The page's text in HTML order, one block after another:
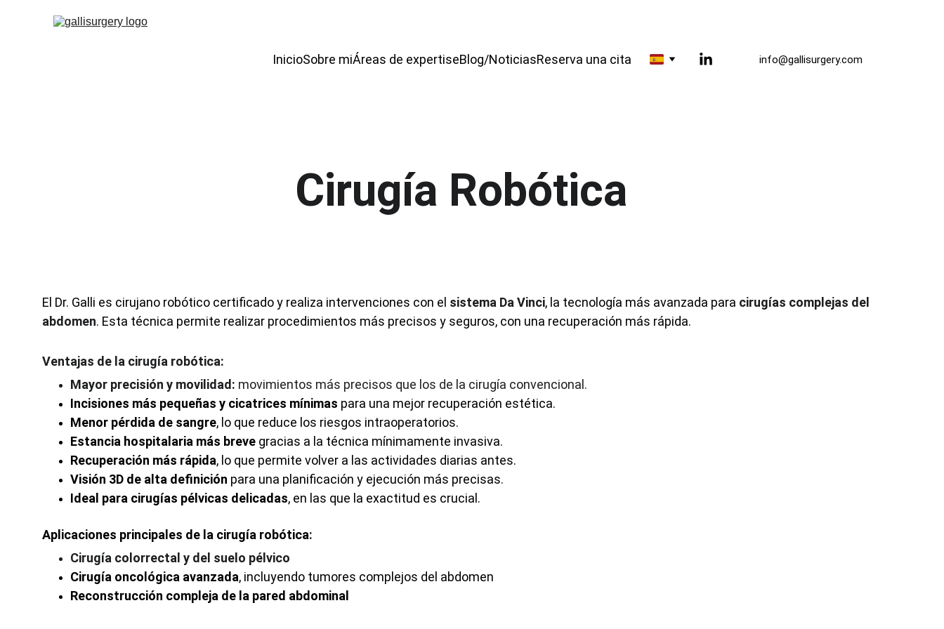
InicioSobre miÁreas de expertiseBlog/NoticiasReserva una cita info@gallisurgery.com
Cirugía Robótica
El Dr. Galli es cirujano robótico certificado y realiza intervenciones con el sistema Da Vinci, la tecnología más avanzada para cirugías complejas del
abdomen. Esta técnica permite realizar procedimientos más precisos y seguros, con una recuperación más rápida.
Ventajas de la cirugía robótica:
Mayor precisión y movilidad: movimientos más precisos que los de la cirugía convencional.
Incisiones más pequeñas y cicatrices mínimas para una mejor recuperación estética.
Menor pérdida de sangre, lo que reduce los riesgos intraoperatorios.
Estancia hospitalaria más breve gracias a la técnica mínimamente invasiva.
Recuperación más rápida, lo que permite volver a las actividades diarias antes.
Visión 3D de alta definición para una planificación y ejecución más precisas.
Ideal para cirugías pélvicas delicadas, en las que la exactitud es crucial.
Aplicaciones principales de la cirugía robótica:
Cirugía colorrectal y del suelo pélvico
Cirugía oncológica avanzada, incluyendo tumores complejos del abdomen
Reconstrucción compleja de la pared abdominal